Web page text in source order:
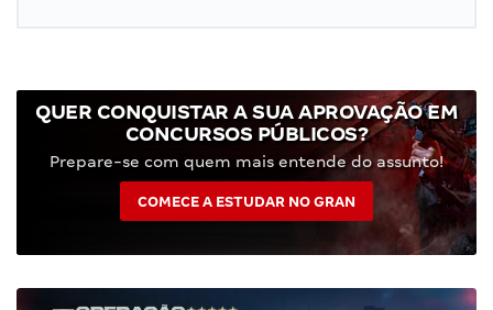
QUER CONQUISTAR A SUA APROVAÇÃO EM
CONCURSOS PÚBLICOS?
Prepare-se com quem mais entende do assunto!
COMECE A ESTUDAR NO GRAN